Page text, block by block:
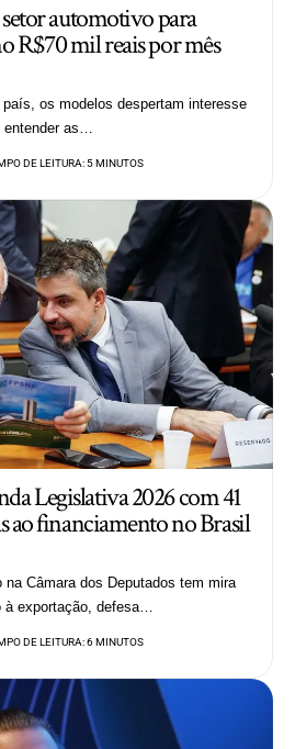
automotivo para
R$70 mil reais por mês
os modelos despertam interesse
entender as…
DE LEITURA: 5 MINUTOS
Legislativa 2026 com 41
ao financiamento no Brasil
na Câmara dos Deputados tem mira
exportação, defesa…
DE LEITURA: 6 MINUTOS